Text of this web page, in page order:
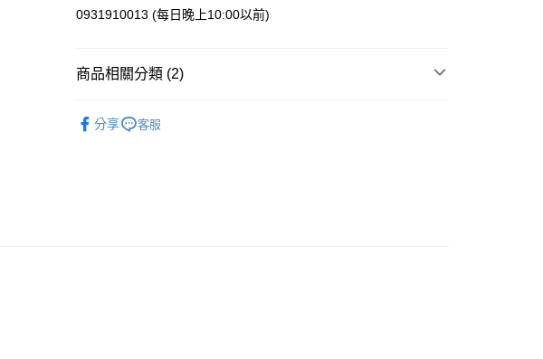
玉山商業銀行
悠遊付
ATM付款
運送方式
0931910013 (每日晚上10:00以前)
商品相關分類 (2)
分享 客服